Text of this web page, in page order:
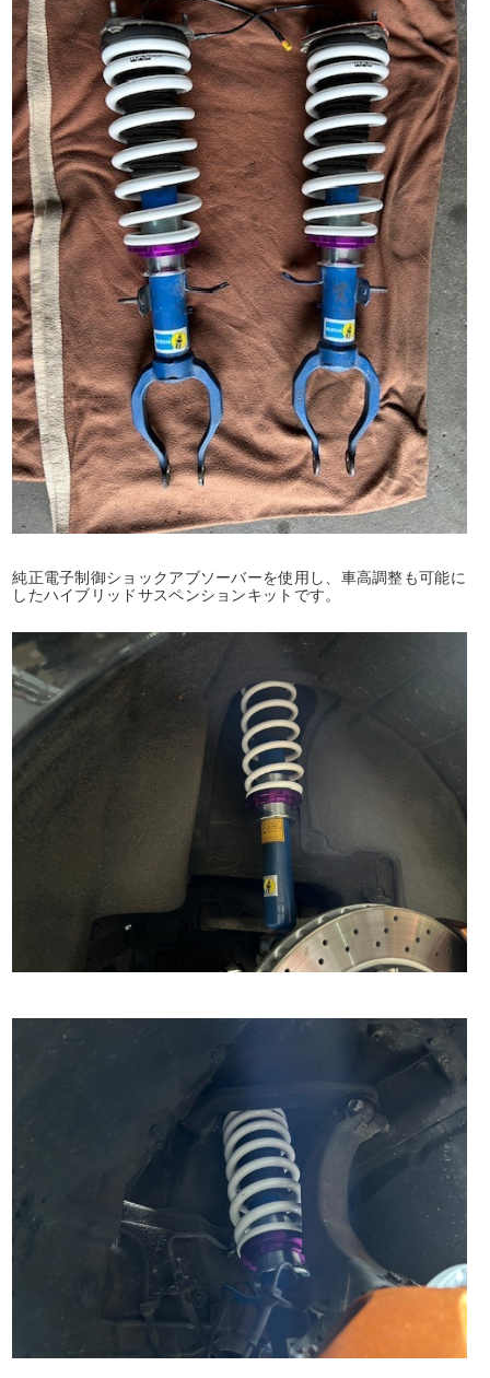
純正電子制御ショックアブソーバーを使用し、車高調整も可能に
したハイブリッドサスペンションキットです。